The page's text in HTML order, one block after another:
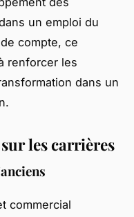
un emploi du
compte, ce
renforcer les
dans un
les carrières
commercial